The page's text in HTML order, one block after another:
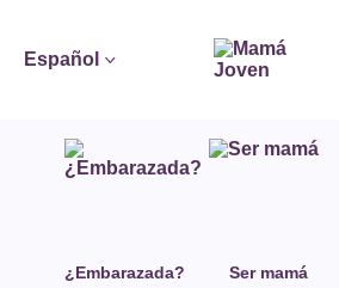
Español
¿Embarazada? Ser mamá